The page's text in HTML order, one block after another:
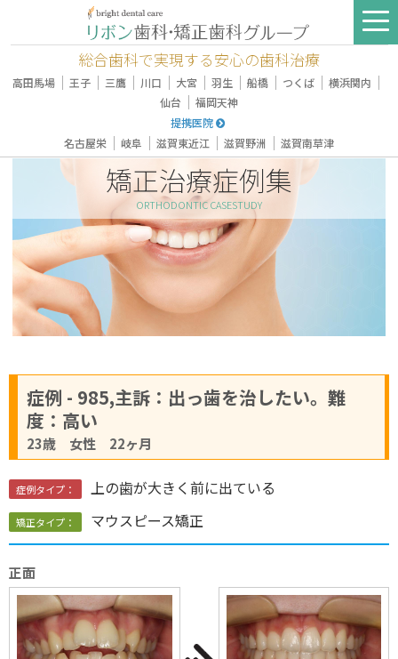
総合歯科で実現する安心の歯科治療
高田馬場 ｜ 王子 ｜ 三鷹 ｜ 川口 ｜ 大宮 ｜ 羽生 ｜ 船橋 ｜ つくば ｜ 横浜関内 ｜
仙台 ｜ 福岡天神
提携医院
名古屋栄 ｜ 岐阜 ｜ 滋賀東近江 ｜ 滋賀野洲 ｜ 滋賀南草津
矯正治療症例集
ORTHODONTIC CASESTUDY
症例 - 985,主訴：出っ歯を治したい。難
度：高い
23歳 女性 22ヶ月
症例タイプ： 上の歯が大きく前に出ている
矯正タイプ： マウスピース矯正
正面